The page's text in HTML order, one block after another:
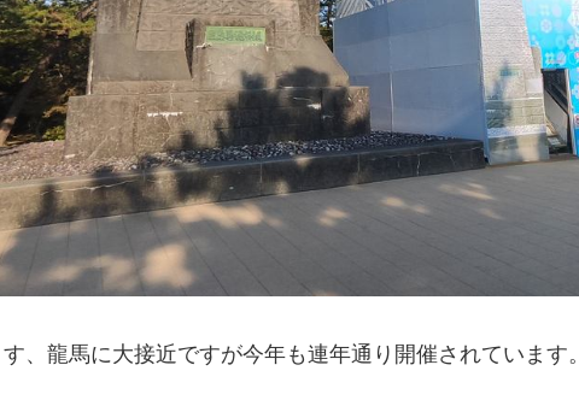
、龍馬に大接近ですが今年も連年通り開催されています。